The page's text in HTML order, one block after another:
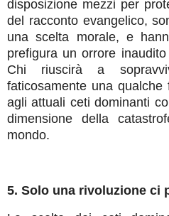
disposizione mezzi per
del racconto evangelico,
una scelta morale, e
prefigura un orrore
Chi riuscirà a
faticosamente una
agli attuali ceti dominanti
dimensione della
mondo.
5. Solo una rivoluzione ci